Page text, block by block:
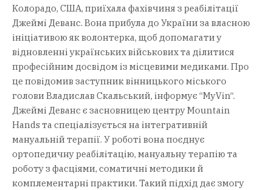
Колорадо, США, приїхала фахівчиня з реабілітації
Джеймі Деванс. Вона прибула до України за власною
ініціативою як волонтерка, щоб допомагати у
відновленні українських військових та ділитися
професійним досвідом із місцевими медиками. Про
це повідомив заступник вінницького міського
голови Владислав Скальський, інформує “MyVin“.
Джеймі Деванс є засновницею центру Mountain
Hands та спеціалізується на інтегративній
мануальній терапії. У роботі вона поєднує
ортопедичну реабілітацію, мануальну терапію та
роботу з фасціями, соматичні методики й
комплементарні практики. Такий підхід дає змогу